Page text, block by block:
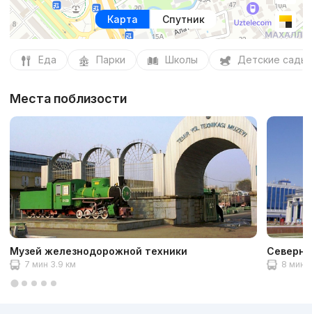
Карта Спутник
Еда Парки Школы Детские сады
Места поблизости
Музей железнодорожной техники
7 мин 3.9 км 8 мин